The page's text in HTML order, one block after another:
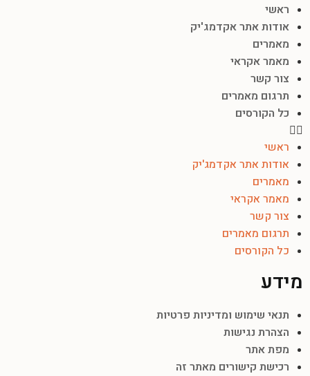
ראשי
אודות אתר אקדמג'יק
מאמרים
מאמר אקראי
צור קשר
תרגום מאמרים
כל הקורסים
ראשי
אודות אתר אקדמג'יק
מאמרים
מאמר אקראי
צור קשר
תרגום מאמרים
כל הקורסים
מידע
תנאי שימוש ומדיניות פרטיות
הצהרת נגישות
מפת אתר
רכישת קישורים מאתר זה